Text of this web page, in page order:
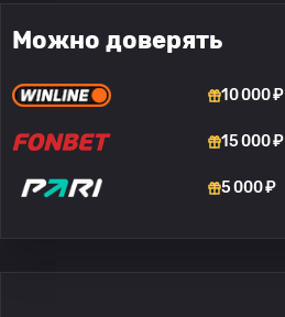
Можно доверять
10 000 ₽
15 000 ₽
5 000 ₽